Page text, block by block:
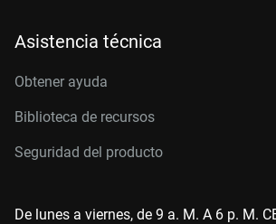
Asistencia técnica
Obtener ayuda
Biblioteca de recursos
Seguridad del producto
De lunes a viernes, de 9 a. M. A 6 p. M.